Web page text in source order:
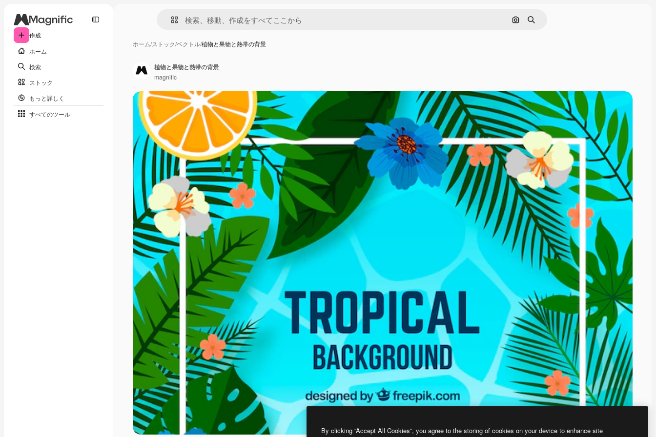
作成
ホーム
検索
ストック
もっと詳しく
すべてのツール
画像で検索
検索
ホーム/ストック/ベクトル/植物と果物と熱帯の背景
植物と果物と熱帯の背景
magnific
By clicking “Accept All Cookies”, you agree to the storing of cookies on your device to enhance site